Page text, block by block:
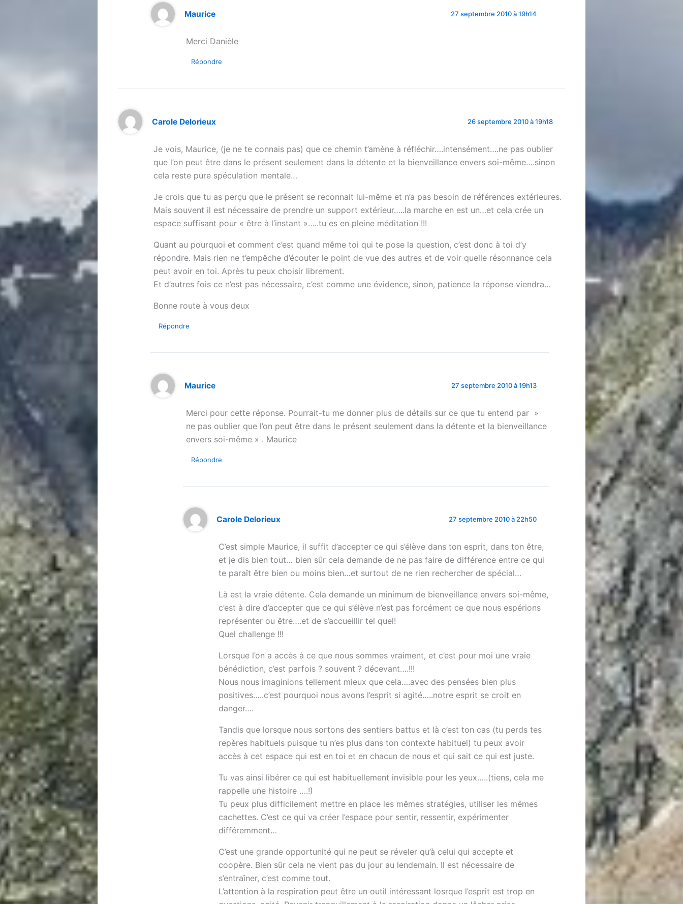
Maurice 27 septembre 2010 à 19h14
Merci Danièle
Répondre
Carole Delorieux 26 septembre 2010 à 19h18
Je vois, Maurice, (je ne te connais pas) que ce chemin t’amène à réfléchir….intensément….ne pas oublier
que l’on peut être dans le présent seulement dans la détente et la bienveillance envers soi-même….sinon
cela reste pure spéculation mentale…
Je crois que tu as perçu que le présent se reconnait lui-même et n’a pas besoin de références extérieures.
Mais souvent il est nécessaire de prendre un support extérieur…..la marche en est un…et cela crée un
espace suffisant pour « être à l’instant »…..tu es en pleine méditation !!!
Quant au pourquoi et comment c’est quand même toi qui te pose la question, c’est donc à toi d’y
répondre. Mais rien ne t’empêche d’écouter le point de vue des autres et de voir quelle résonnance cela
peut avoir en toi. Après tu peux choisir librement.
Et d’autres fois ce n’est pas nécessaire, c’est comme une évidence, sinon, patience la réponse viendra…
Bonne route à vous deux
Répondre
Maurice 27 septembre 2010 à 19h13
Merci pour cette réponse. Pourrait-tu me donner plus de détails sur ce que tu entend par »
ne pas oublier que l’on peut être dans le présent seulement dans la détente et la bienveillance
envers soi-même » . Maurice
Répondre
Carole Delorieux 27 septembre 2010 à 22h50
C’est simple Maurice, il suffit d’accepter ce qui s’élève dans ton esprit, dans ton être,
et je dis bien tout… bien sûr cela demande de ne pas faire de différence entre ce qui
te paraît être bien ou moins bien…et surtout de ne rien rechercher de spécial…
Là est la vraie détente. Cela demande un minimum de bienveillance envers soi-même,
c’est à dire d’accepter que ce qui s’élève n’est pas forcément ce que nous espérions
représenter ou être….et de s’accueillir tel quel!
Quel challenge !!!
Lorsque l’on a accès à ce que nous sommes vraiment, et c’est pour moi une vraie
bénédiction, c’est parfois ? souvent ? décevant….!!!
Nous nous imaginions tellement mieux que cela….avec des pensées bien plus
positives…..c’est pourquoi nous avons l’esprit si agité…..notre esprit se croit en
danger….
Tandis que lorsque nous sortons des sentiers battus et là c’est ton cas (tu perds tes
repères habituels puisque tu n’es plus dans ton contexte habituel) tu peux avoir
accès à cet espace qui est en toi et en chacun de nous et qui sait ce qui est juste.
Tu vas ainsi libérer ce qui est habituellement invisible pour les yeux…..(tiens, cela me
rappelle une histoire ….!)
Tu peux plus difficilement mettre en place les mêmes stratégies, utiliser les mêmes
cachettes. C’est ce qui va créer l’espace pour sentir, ressentir, expérimenter
différemment…
C’est une grande opportunité qui ne peut se réveler qu’à celui qui accepte et
coopère. Bien sûr cela ne vient pas du jour au lendemain. Il est nécessaire de
s’entraîner, c’est comme tout.
L’attention à la respiration peut être un outil intéressant losrque l’esprit est trop en